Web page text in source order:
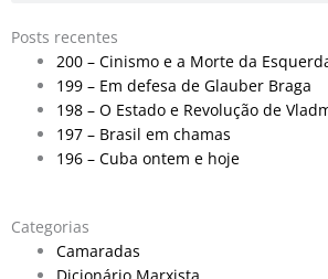
Posts recentes
200 – Cinismo e a Morte da
199 – Em defesa de Glauber Braga
198 – O Estado e Revolução de
197 – Brasil em chamas
196 – Cuba ontem e hoje
Categorias
Camaradas